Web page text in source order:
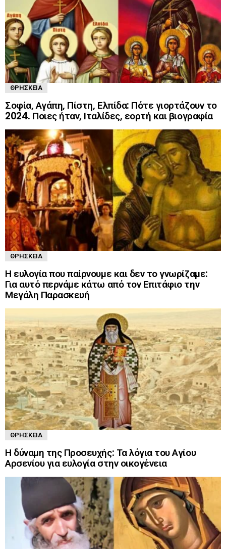
ΘΡΗΣΚΕΊΑ
Σοφία, Αγάπη, Πίστη, Ελπίδα: Πότε γιορτάζουν το
2024. Ποιες ήταν, Ιταλίδες, εορτή και βιογραφία
ΘΡΗΣΚΕΊΑ
Η ευλογία που παίρνουμε και δεν το γνωρίζαμε:
Για αυτό περνάμε κάτω από τον Επιτάφιο την
Μεγάλη Παρασκευή
ΘΡΗΣΚΕΊΑ
Η δύναμη της Προσευχής: Τα λόγια του Αγίου
Αρσενίου για ευλογία στην οικογένεια